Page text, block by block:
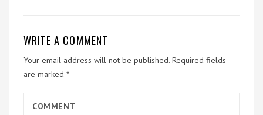
WRITE A COMMENT
Your email address will not be published. Required fields
are marked *